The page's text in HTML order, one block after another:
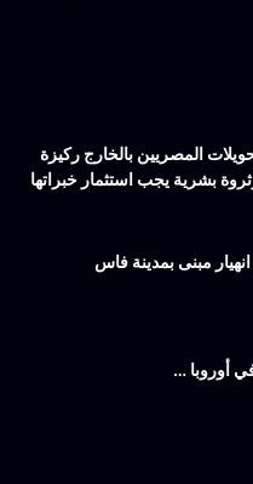
المصريين بالخارج ركيزة
بشرية يجب استثمار خبراتها
مبنى بمدينة فاس
أوروبا …